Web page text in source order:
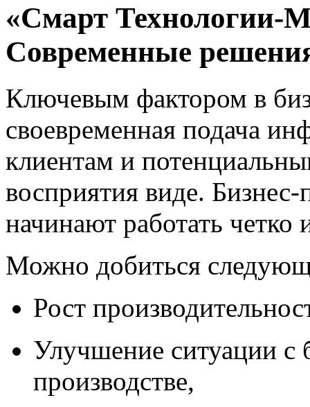
«Смарт Технологии-
Современные
Ключевым фактором в
своевременная подача
клиентам и
восприятия виде.
начинают работать четко
Можно добиться
Рост
Улучшение ситуации с
производстве,